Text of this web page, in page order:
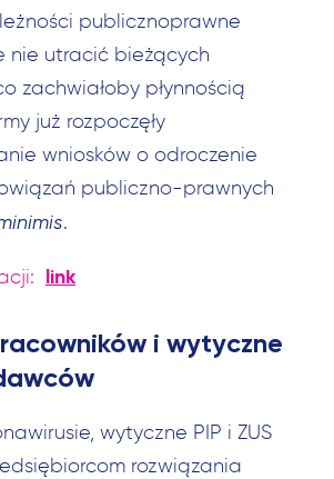
publicznoprawne
nie utracić bieżących
zachwiałoby płynnością
już rozpoczęły
wniosków o odroczenie
publiczno-prawnych
.
link
i wytyczne
wytyczne PIP i ZUS
rozwiązania